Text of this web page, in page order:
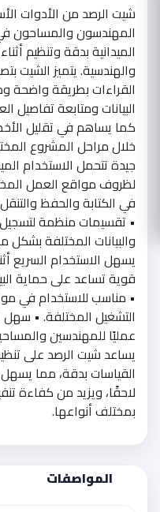
شيت الرصد من الأدوات
المهندسون والمساحون
الميدانية بدقة وتنظيم
والهندسية. يتميز الشيت
القراءات بطريقة
البيانات ومتابعة
كما يساهم في تقليل
خلال مراحل المشروع
جيدة تتحمل الاستخدام
لظروف مواقع العمل
في الكتابة والحفظ
• تقسيمات منظمة لتسجيل
والبيانات المختلفة
يسهل الاستخدام السريع
قوية تساعد على حماية
• مناسب للاستخدام في
التشغيل المختلفة. • سهل
عمليًا للمهندسين
يساعد شيت الرصد على
القياسات بدقة، مما
لاحقًا، ويزيد من كفاءة
بمختلف أنواعها.
المواصفات